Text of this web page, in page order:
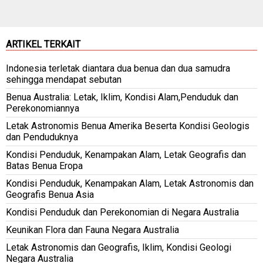
ARTIKEL TERKAIT
Indonesia terletak diantara dua benua dan dua samudra
sehingga mendapat sebutan
Benua Australia: Letak, Iklim, Kondisi Alam,Penduduk dan
Perekonomiannya
Letak Astronomis Benua Amerika Beserta Kondisi Geologis
dan Penduduknya
Kondisi Penduduk, Kenampakan Alam, Letak Geografis dan
Batas Benua Eropa
Kondisi Penduduk, Kenampakan Alam, Letak Astronomis dan
Geografis Benua Asia
Kondisi Penduduk dan Perekonomian di Negara Australia
Keunikan Flora dan Fauna Negara Australia
Letak Astronomis dan Geografis, Iklim, Kondisi Geologi
Negara Australia